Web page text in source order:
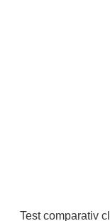
Test comparativ